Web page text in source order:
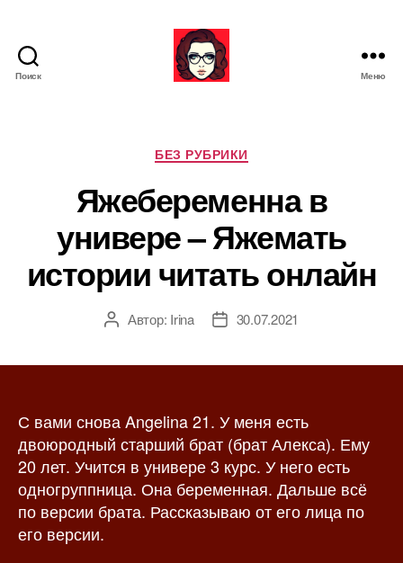
Поиск
М
а
т
ь
Меню
Р
у
б
р
к
и
БЕЗ РУБРИКИ
Яжебеременна в
универе – Яжемать
истории читать онлайн
А
з
а
и
с
и
Автор: Irina
Д
а
п
с
и
30.07.2021
С вами снова Angelina 21. У меня есть
двоюродный старший брат (брат Алекса). Ему
20 лет. Учится в универе 3 курс. У него есть
одногруппница. Она беременная. Дальше всё
по версии брата. Рассказываю от его лица по
его версии.